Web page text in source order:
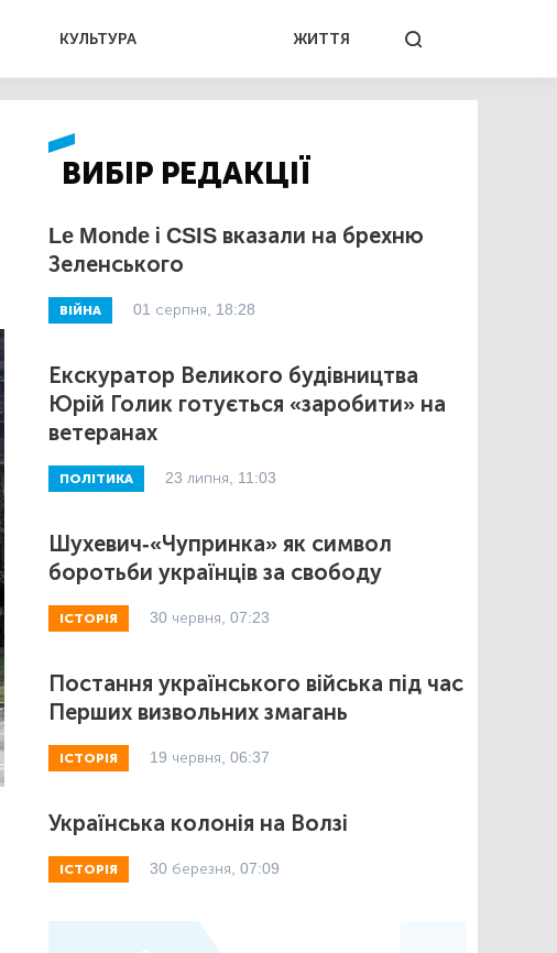
КУЛЬТУРА ЖИТТЯ
ВИБІР РЕДАКЦІЇ
Le Monde і CSIS вказали на брехню
Зеленського
ВІЙНА 01 серпня, 18:28
Екскуратор Великого будівництва
Юрій Голик готується «заробити» на
ветеранах
ПОЛІТИКА 23 липня, 11:03
Шухевич-«Чупринка» як символ
боротьби українців за свободу
ІСТОРІЯ 30 червня, 07:23
Постання українського війська під час
Перших визвольних змагань
ІСТОРІЯ 19 червня, 06:37
Українська колонія на Волзі
ІСТОРІЯ 30 березня, 07:09